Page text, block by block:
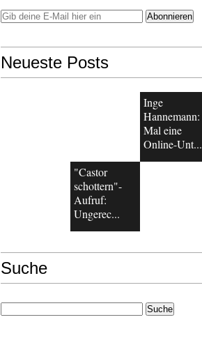
Neueste Posts
Inge
Hannemann:
Mal eine
Online-Unt...
"Castor
schottern"-
Aufruf:
Ungerec...
Suche